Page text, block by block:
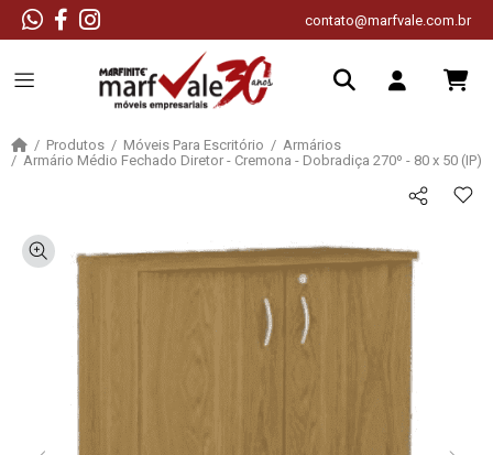
contato@marfvale.com.br
Produtos Móveis Para Escritório
Armários
Armário Médio Fechado Diretor - Cremona - Dobradiça 270º - 80 x 50 (IP)